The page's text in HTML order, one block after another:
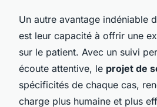
Un autre avantage indéniable
est leur capacité à offrir une
sur le patient. Avec un suivi
écoute attentive, le projet de
spécificités de chaque cas,
charge plus humaine et plus